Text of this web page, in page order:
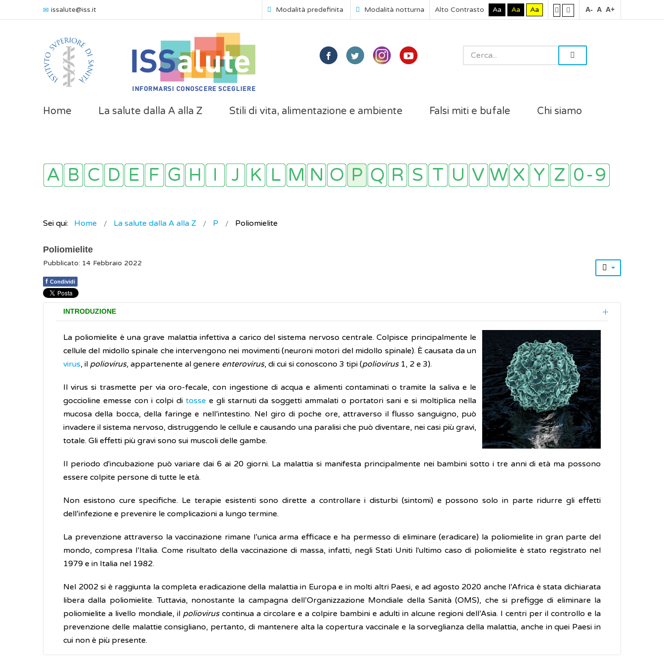
issalute@iss.it Modalità predefinita Modalità notturna Alto Contrasto Aa Aa Aa A- A A+
Home La salute dalla A alla Z Stili di vita, alimentazione e ambiente Falsi miti e bufale Chi siamo
Sei qui: Home La salute dalla A alla Z P Poliomielite
Poliomielite
Pubblicato: 14 Febbraio 2022
f Condividi
INTRODUZIONE
La poliomielite è una grave malattia infettiva a carico del sistema nervoso centrale. Colpisce principalmente le
cellule del midollo spinale che intervengono nei movimenti (neuroni motori del midollo spinale). È causata da un
virus, il poliovirus, appartenente al genere enterovirus, di cui si conoscono 3 tipi (poliovirus1, 2 e 3).
Il virus si trasmette per via oro-fecale, con ingestione di acqua e alimenti contaminati o tramite la saliva e le
goccioline emesse con i colpi di tosse e gli starnuti da soggetti ammalati o portatori sani e si moltiplica nella
mucosa della bocca, della faringe e nell’intestino. Nel giro di poche ore, attraverso il flusso sanguigno, può
invadere il sistema nervoso, distruggendo le cellule e causando una paralisi che può diventare, nei casi più gravi,
totale. Gli effetti più gravi sono sui muscoli delle gambe.
Il periodo d'incubazione può variare dai 6 ai 20 giorni. La malattia si manifesta principalmente nei bambini sotto i tre anni di età ma possono
essere colpite persone di tutte le età.
Non esistono cure specifiche. Le terapie esistenti sono dirette a controllare i disturbi (sintomi) e possono solo in parte ridurre gli effetti
dell’infezione e prevenire le complicazioni a lungo termine.
La prevenzione attraverso la vaccinazione rimane l’unica arma efficace e ha permesso di eliminare (eradicare) la poliomielite in gran parte del
mondo, compresa l’Italia. Come risultato della vaccinazione di massa, infatti, negli Stati Uniti l'ultimo caso di poliomielite è stato registrato nel
1979 e in Italia nel 1982.
Nel 2002 si è raggiunta la completa eradicazione della malattia in Europa e in molti altri Paesi, e ad agosto 2020 anche l’Africa è stata dichiarata
libera dalla poliomielite. Tuttavia, nonostante la campagna dell’Organizzazione Mondiale della Sanità (OMS), che si prefigge di eliminare la
poliomielite a livello mondiale, il poliovirus continua a circolare e a colpire bambini e adulti in alcune regioni dell’Asia. I centri per il controllo e la
prevenzione delle malattie consigliano, pertanto, di mantenere alta la copertura vaccinale e la sorveglianza della malattia, anche in quei Paesi in
cui non è più presente.